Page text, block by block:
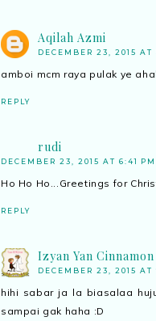
Aqilah Azmi
DECEMBER 23, 2015 AT
amboi mcm raya pulak ye
REPLY
rudi
DECEMBER 23, 2015 AT 6:41 PM
Ho Ho Ho...Greetings for
REPLY
Izyan Yan Cinnamon
DECEMBER 23, 2015 AT
hihi sabar ja la biasalaa
sampai gak haha :D